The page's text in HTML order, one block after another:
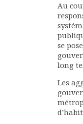
Au
se
long
Les